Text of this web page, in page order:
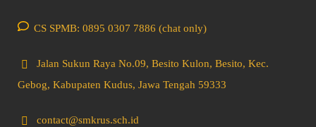
CS SPMB: 0895 0307 7886 (chat only)
Jalan Sukun Raya No.09, Besito Kulon, Besito, Kec.
Gebog, Kabupaten Kudus, Jawa Tengah 59333
contact@smkrus.sch.id